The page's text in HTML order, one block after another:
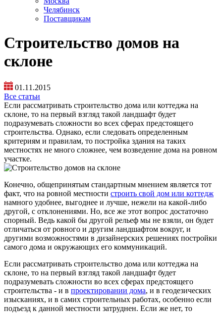
Челябинск
Поставщикам
Строительство домов на
склоне
01.11.2015
Все статьи
Если рассматривать строительство дома или коттеджа на
склоне, то на первый взгляд такой ландшафт будет
подразумевать сложности во всех сферах предстоящего
строительства. Однако, если следовать определенным
критериям и правилам, то постройка здания на таких
местностях не много сложнее, чем возведение дома на ровном
участке.
Конечно, общепринятым стандартным мнением является тот
факт, что на ровной местности строить свой дом или коттедж
намного удобнее, выгоднее и лучше, нежели на какой-либо
другой, с отклонениями. Но, все же этот вопрос достаточно
спорный. Ведь какой бы другой рельеф мы не взяли, он будет
отличаться от ровного и другим ландшафтом вокруг, и
другими возможностями в дизайнерских решениях постройки
самого дома и окружающих его коммуникаций.
Если рассматривать строительство дома или коттеджа на
склоне, то на первый взгляд такой ландшафт будет
подразумевать сложности во всех сферах предстоящего
строительства - и в проектировании дома, и в геодезических
изысканиях, и в самих строительных работах, особенно если
подъезд к данной местности затруднен. Если же нет, то